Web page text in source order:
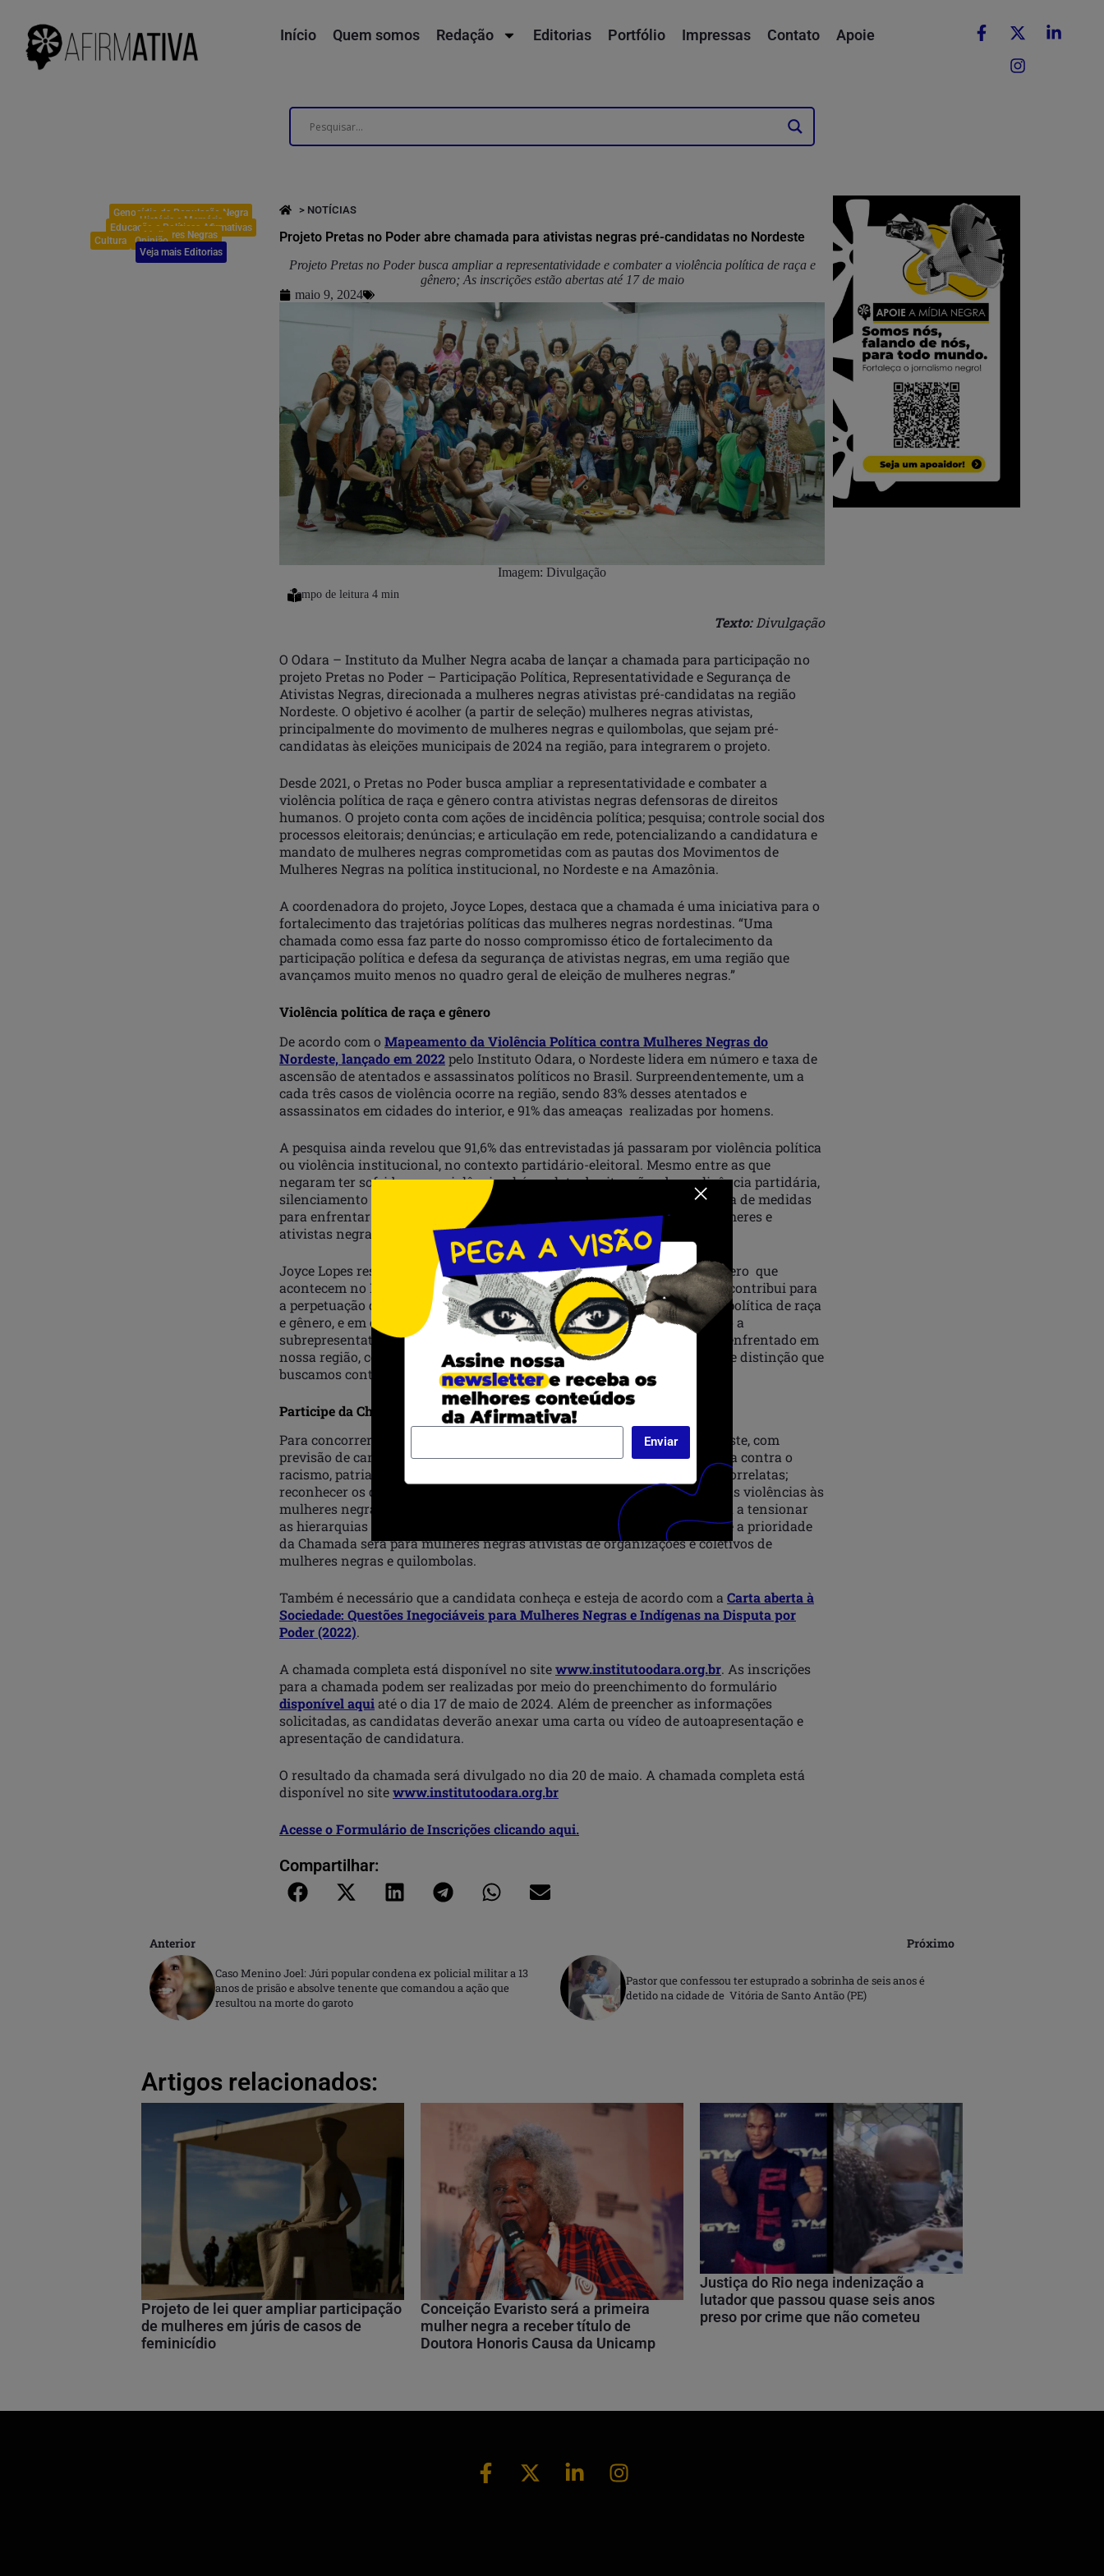
Início Quem somos Redação Editorias Portfólio Impressas Contato Apoie
Genocídio da População Negra
História e Memória
Educação e Políticas Afirmativas
Mulheres Negras
Cultura
Opinião
Veja mais Editorias
> NOTÍCIAS
Projeto Pretas no Poder abre chamada para ativistas negras pré-candidatas no Nordeste
Projeto Pretas no Poder busca ampliar a representatividade e combater a violência política de raça e
gênero; As inscrições estão abertas até 17 de maio
maio 9, 2024
Imagem: Divulgação
Texto:Divulgação
O Odara – Instituto da Mulher Negra acaba de lançar a chamada para participação no
projeto Pretas no Poder – Participação Política, Representatividade e Segurança de
Ativistas Negras,direcionada a mulheres negras ativistas pré-candidatas na região
Nordeste. O objetivo é acolher (a partir de seleção) mulheres negras ativistas,
principalmente do movimento de mulheres negras e quilombolas, que sejam pré-
candidatas às eleições municipais de 2024 na região, para integrarem o projeto.
Desde 2021, o Pretas no Poder busca ampliar a representatividade e combater a
violência política de raça e gênero contra ativistas negras defensoras de direitos
humanos. O projeto conta com ações de incidência política; pesquisa; controle social dos
processos eleitorais; denúncias; e articulação em rede, potencializando a candidatura e
mandato de mulheres negras comprometidas com as pautas dos Movimentos de
Mulheres Negras na política institucional, no Nordeste e na Amazônia.
A coordenadora do projeto, Joyce Lopes, destaca que a chamada é uma iniciativa para o
fortalecimento das trajetórias políticas das mulheres negras nordestinas. “Uma
chamada como essa faz parte do nosso compromisso ético de fortalecimento da
participação política e defesa da segurança de ativistas negras, em uma região que
avançamos muito menos no quadro geral de eleição de mulheres negras.”
Violência política de raça e gênero
De acordo com o Mapeamento da Violência Política contra Mulheres Negras do
Nordeste, lançado em 2022pelo Instituto Odara, o Nordeste lidera em número e taxa de
ascensão de atentados e assassinatos políticos no Brasil. Surpreendentemente, um a
cada três casos de violência ocorre na região, sendo 83% desses atentados e
assassinatos em cidades do interior, e 91% das ameaças realizadas por homens.
A pesquisa ainda revelou que 91,6% das entrevistadas já passaram por violência política
ou violência institucional, no contexto partidário-eleitoral. Mesmo entre as que
negaram ter sofrido essas violências, há o relato de situações de negligência partidária,
silenciamento e falta de oportunidades. Esses dados destacam a urgência de medidas
para enfrentar e combater a violência política, especialmente contra mulheres e
ativistas negras no Nordeste.
Joyce Lopes ressalta que as denúncias de violência política de raça e gênero que
acontecem no Nordeste raramente recebem notoriedade nacional, o que contribui para
a perpetuação do problema. “O Nordeste tem um alto índice de violência política de raça
e gênero, e em eleições municipais esse quadro tende a se agravar. Não só a
subrepresentatividade é uma violência política que temos denunciado e enfrentado em
nossa região, como a própria amplitude das denúncias é uma condição de distinção que
buscamos contornar.”
Participe da Chamada
Para concorrer a Chamada é necessário ser uma mulher negra, no Nordeste, com
previsão de candidatura nas eleições de 2024; ter vivência na luta coletiva contra o
racismo, patriarcado, sexismo, capitalismo e outras formas de opressão correlatas;
reconhecer os direitos da comunidade LGBTQIA+ e se posicionar contra as violências às
mulheres negras LBTs; e estar filiada a um partido de esquerda e disposta a tensionar
as hierarquias racistas e sexistas existentes dentro do partido. Sendo que a prioridade
da Chamada será para mulheres negras ativistas de organizações e coletivos de
mulheres negras e quilombolas.
Também é necessário que a candidata conheça e esteja de acordo com aCarta aberta à
Sociedade: Questões Inegociáveis para Mulheres Negras e Indígenas na Disputa por
Poder (2022).
A chamada completa está disponível no sitewww.institutoodara.org.br. As inscrições
para a chamada podem ser realizadas por meio do preenchimento do formulário
disponível aquiaté o dia 17 de maio de 2024. Além de preencher as informações
solicitadas, as candidatas deverão anexar uma carta ou vídeo de autoapresentação e
apresentação de candidatura.
O resultado da chamada será divulgado no dia 20 de maio. A chamada completa está
disponível no sitewww.institutoodara.org.br
Acesse o Formulário de Inscrições clicando aqui.
Compartilhar:
Anterior
Caso Menino Joel: Júri popular condena ex policial militar a 13
anos de prisão e absolve tenente que comandou a ação que
resultou na morte do garoto
Próximo
Pastor que confessou ter estuprado a sobrinha de seis anos é
detido na cidade de Vitória de Santo Antão (PE)
Artigos relacionados:
Projeto de lei quer ampliar participação
de mulheres em júris de casos de
feminicídio
Conceição Evaristo será a primeira
mulher negra a receber título de
Doutora Honoris Causa da Unicamp
Justiça do Rio nega indenização a
lutador que passou quase seis anos
preso por crime que não cometeu
Enviar